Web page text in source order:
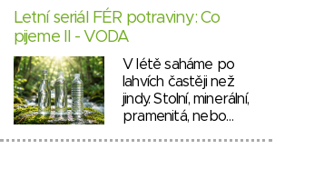
Letní seriál FÉR potraviny: Co
pijeme II - VODA
V létě saháme po
lahvích častěji než
jindy. Stolní, minerální,
pramenitá, nebo…